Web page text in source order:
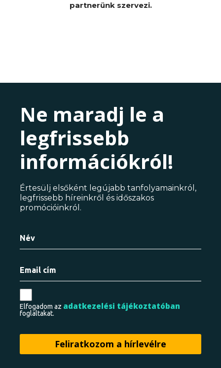
partnerünk szervezi.
Ne maradj le a
legfrissebb
információkról!
Értesülj elsőként legújabb tanfolyamainkról,
legfrissebb híreinkről és időszakos
promócióinkról.
Elfogadom az adatkezelési tájékoztatóban
foglaltakat.